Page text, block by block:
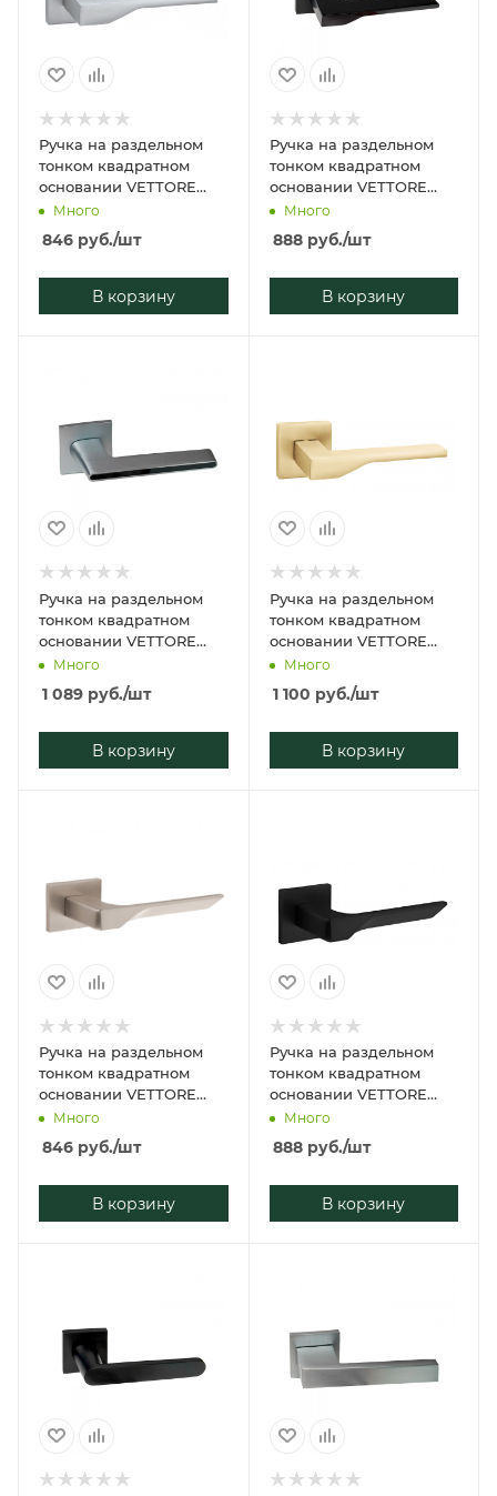
Ручка на раздельном
тонком квадратном
основании VETTORE
21.116 MCP (Матовый
Много
846 руб./шт
В корзину
Ручка на раздельном
тонком квадратном
основании VETTORE
21.116 MBP (Чёрный
матовый)
Много
888руб./шт
В корзину
Ручка на раздельном
тонком квадратном
основании VETTORE
21.190 MCP/BL (Матовый
Хром/Чёрная Вставка)
Много
1 089 руб./шт
В корзину
Ручка на раздельном
тонком квадратном
основании VETTORE
21.116 SSG
(Сатинированное
золото)
Много
1 100 руб./шт
В корзину
Ручка на раздельном
тонком квадратном
основании VETTORE
21.122 MCP (Матовый
Много
846 руб./шт
В корзину
Ручка на раздельном
тонком квадратном
основании VETTORE
21.122 MBP (Чёрный
матовый)
Много
888руб./шт
В корзину